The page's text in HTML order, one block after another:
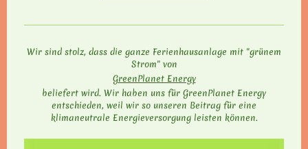
Wir sind stolz, dass die ganze Ferienhausanlage mit "grünem
Strom" von
GreenPlanet Energy
beliefert wird. Wir haben uns für GreenPlanet Energy
entschieden, weil wir so unseren Beitrag für eine
klimaneutrale Energieversorgung leisten können.